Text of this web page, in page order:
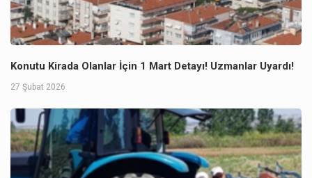
Konutu Kirada Olanlar İçin 1 Mart Detayı! Uzmanlar Uyardı!
27 Şubat 2026